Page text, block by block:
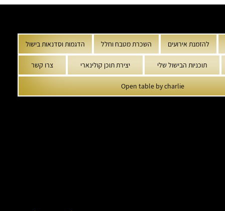
להזמנת אירועים השכרת מטבח וחלל הדגמות וסדנאות בישול
תוכניות הבישול שלי יצירת תוכן קולינארי צרו קשר
Open table by charlie